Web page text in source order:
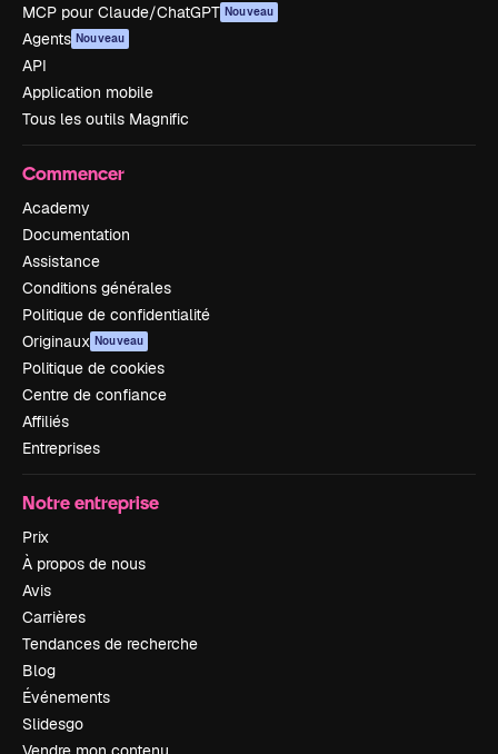
MCP pour Claude/ChatGPT Nouveau
Agents Nouveau
API
Application mobile
Tous les outils Magnific
Commencer
Academy
Documentation
Assistance
Conditions générales
Politique de confidentialité
Originaux Nouveau
Politique de cookies
Centre de confiance
Affiliés
Entreprises
Notre entreprise
Prix
À propos de nous
Avis
Carrières
Tendances de recherche
Blog
Événements
Slidesgo